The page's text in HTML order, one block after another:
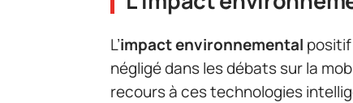
L’impact environnemental
négligé dans les débats sur la
recours à ces technologies